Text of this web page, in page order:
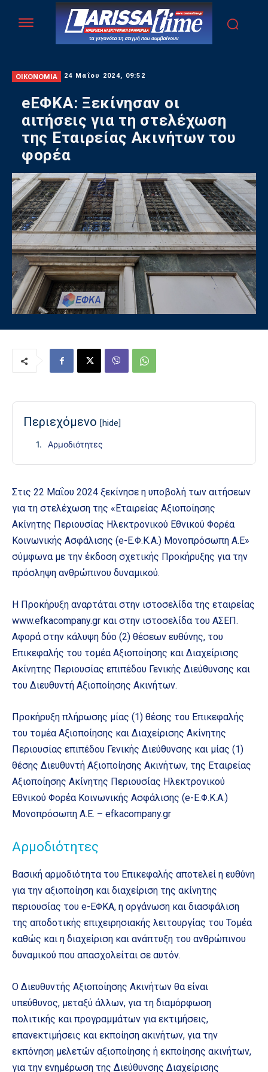
ΟΙΚΟΝΟΜΙΑ 24 Μαΐου 2024, 09:52
eΕΦΚΑ: Ξεκίνησαν οι
αιτήσεις για τη στελέχωση
της Εταιρείας Ακινήτων του
φορέα
Περιεχόμενο [hide]
Αρμοδιότητες
Στις 22 Μαΐου 2024 ξεκίνησε η υποβολή των αιτήσεων
για τη στελέχωση της «Εταιρείας Αξιοποίησης
Ακίνητης Περιουσίας Ηλεκτρονικού Εθνικού Φορέα
Κοινωνικής Ασφάλισης (e-Ε.Φ.Κ.Α.) Μονοπρόσωπη Α.E»
σύμφωνα με την έκδοση σχετικής Προκήρυξης για την
πρόσληψη ανθρώπινου δυναμικού.
Η Προκήρυξη αναρτάται στην ιστοσελίδα της εταιρείας
www.efkacompany.gr και στην ιστοσελίδα του ΑΣΕΠ.
Αφορά στην κάλυψη δύο (2) θέσεων ευθύνης, του
Επικεφαλής του τομέα Αξιοποίησης και Διαχείρισης
Ακίνητης Περιουσίας επιπέδου Γενικής Διεύθυνσης και
του Διευθυντή Αξιοποίησης Ακινήτων.
Προκήρυξη πλήρωσης μίας (1) θέσης του Επικεφαλής
του τομέα Αξιοποίησης και Διαχείρισης Ακίνητης
Περιουσίας επιπέδου Γενικής Διεύθυνσης και μίας (1)
θέσης Διευθυντή Αξιοποίησης Ακινήτων, της Εταιρείας
Αξιοποίησης Ακίνητης Περιουσίας Ηλεκτρονικού
Εθνικού Φορέα Κοινωνικής Ασφάλισης (e-Ε.Φ.Κ.Α.)
Μονοπρόσωπη Α.Ε. – efkacompany.gr
Αρμοδιότητες
Βασική αρμοδιότητα του Επικεφαλής αποτελεί η ευθύνη
για την αξιοποίηση και διαχείριση της ακίνητης
περιουσίας του e-ΕΦΚΑ, η οργάνωση και διασφάλιση
της αποδοτικής επιχειρησιακής λειτουργίας του Τομέα
καθώς και η διαχείριση και ανάπτυξη του ανθρώπινου
δυναμικού που απασχολείται σε αυτόν.
Ο Διευθυντής Αξιοποίησης Ακινήτων θα είναι
υπεύθυνος, μεταξύ άλλων, για τη διαμόρφωση
πολιτικής και προγραμμάτων για εκτιμήσεις,
επανεκτιμήσεις και εκποίηση ακινήτων, για την
εκπόνηση μελετών αξιοποίησης ή εκποίησης ακινήτων,
για την ενημέρωση της Διεύθυνσης Διαχείρισης